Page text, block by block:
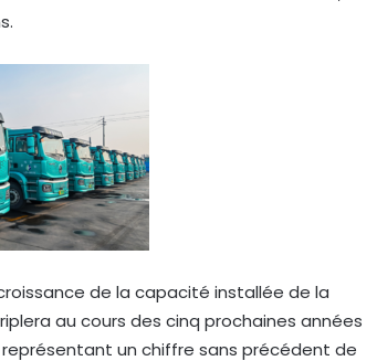
de la capacité installée de la
au cours des cinq prochaines années
un chiffre sans précédent de